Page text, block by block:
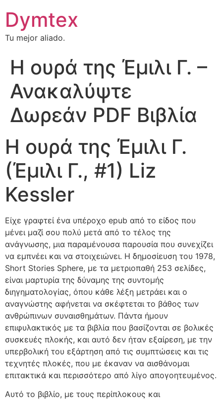
Dymtex
Tu mejor aliado.
Η ουρά της Έμιλι Γ. –
Ανακαλύψτε
Δωρεάν PDF Βιβλία
Η ουρά της Έμιλι Γ.
(Έμιλι Γ., #1) Liz
Kessler
Είχε γραφτεί ένα υπέροχο epub από το είδος που
μένει μαζί σου πολύ μετά από το τέλος της
ανάγνωσης, μια παραμένουσα παρουσία που συνεχίζει
να εμπνέει και να στοιχειώνει. Η δημοσίευση του 1978,
Short Stories Sphere, με τα μετριοπαθή 253 σελίδες,
είναι μαρτυρία της δύναμης της συντομής
διηγηματολογίας, όπου κάθε λέξη μετράει και ο
αναγνώστης αφήνεται να σκέφτεται το βάθος των
ανθρώπινων συναισθημάτων. Πάντα ήμουν
επιφυλακτικός με τα βιβλία που βασίζονται σε βολικές
συσκευές πλοκής, και αυτό δεν ήταν εξαίρεση, με την
υπερβολική του εξάρτηση από τις συμπτώσεις και τις
τεχνητές πλοκές, που με έκαναν να αισθάνομαι
επιτακτικά και περισσότερο από λίγο απογοητευμένος.
Αυτό το βιβλίο, με τους περίπλοκους και